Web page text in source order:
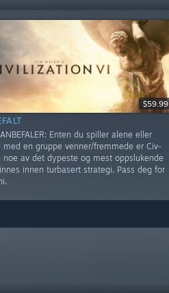
$59.99
Enten du spiller alene eller
med en gruppe venner/fremmede er Civ-
noe av det dypeste og mest oppslukende
innen turbasert strategi. Pass deg for